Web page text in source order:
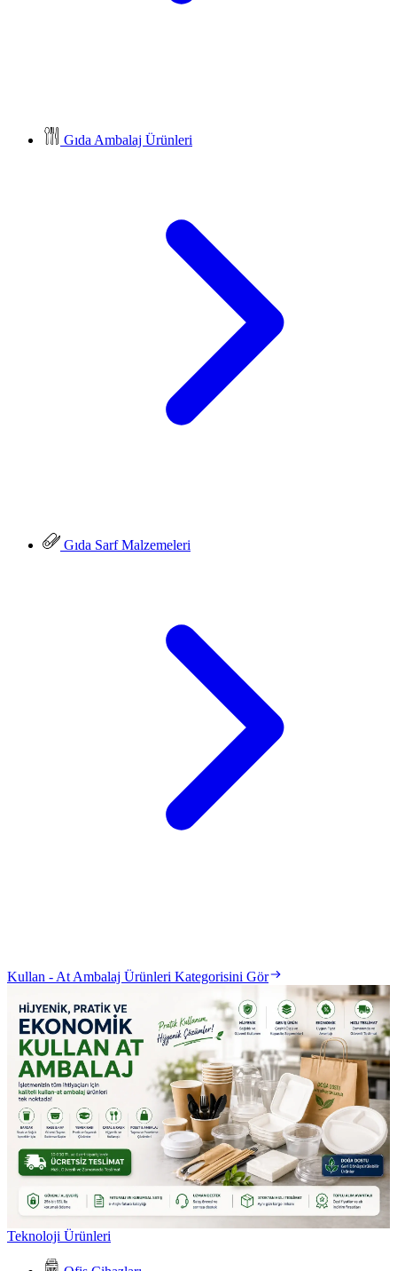
Gıda Ambalaj Ürünleri
Gıda Sarf Malzemeleri
Kullan - At Ambalaj Ürünleri Kategorisini Gör
Teknoloji Ürünleri